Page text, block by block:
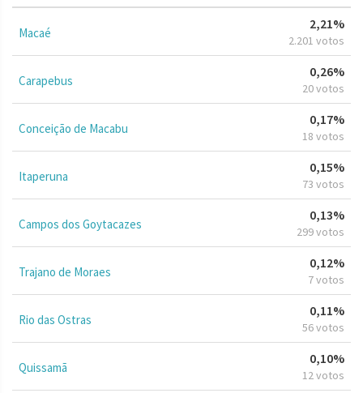
Macaé
2,21%
2.201 votos
Carapebus
0,26%
20 votos
Conceição de Macabu
0,17%
18 votos
Itaperuna
0,15%
73 votos
Campos dos Goytacazes
0,13%
299 votos
Trajano de Moraes
0,12%
7 votos
Rio das Ostras
0,11%
56 votos
Quissamã
0,10%
12 votos